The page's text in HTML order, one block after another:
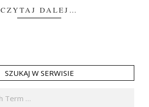
CZYTAJ DALEJ…
SZUKAJ W SERWISIE